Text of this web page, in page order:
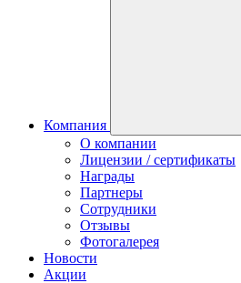
Компания
О компании
Лицензии / сертификаты
Награды
Партнеры
Сотрудники
Отзывы
Фотогалерея
Новости
Акции